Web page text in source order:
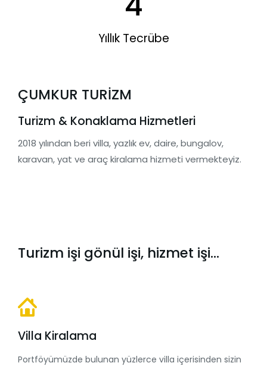
Yıllık Tecrübe
ÇUMKUR TURİZM
Turizm & Konaklama Hizmetleri
2018 yılından beri villa, yazlık ev, daire, bungalov,
karavan, yat ve araç kiralama hizmeti vermekteyiz.
Turizm işi gönül işi, hizmet işi...
Villa Kiralama
Portföyümüzde bulunan yüzlerce villa içerisinden sizin